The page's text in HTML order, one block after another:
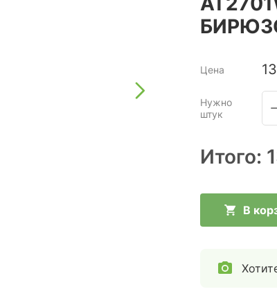
Цена
Нужно
штук
Итого:
В